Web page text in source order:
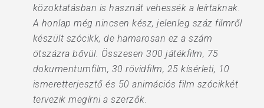
közoktatásban is hasznát vehessék a leírtaknak.
A honlap még nincsen kész, jelenleg száz filmről
készült szócikk, de hamarosan ez a szám
ötszázra bővül. Összesen 300 játékfilm, 75
dokumentumfilm, 30 rövidfilm, 25 kísérleti, 10
ismeretterjesztő és 50 animációs film szócikkét
tervezik megírni a szerzők.